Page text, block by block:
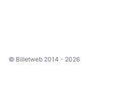
© Billetweb 2014 - 2026